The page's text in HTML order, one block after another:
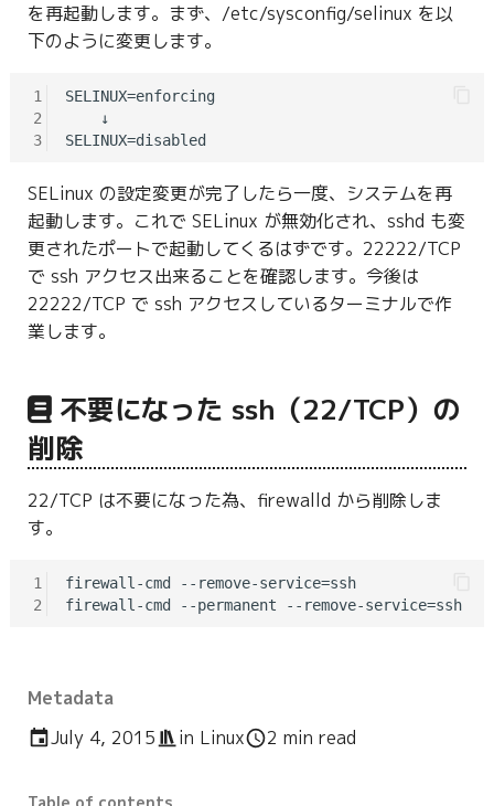
Metadata
July 4, 2015
in Linux 2 min read
を再起動します。まず、/etc/sysconfig/selinux を以
下のように変更します。
1
2
3
SELINUX=enforcing
    ↓
SELinux の設定変更が完了したら一度、システムを再
起動します。これで SELinux が無効化され、sshd も変
更されたポートで起動してくるはずです。22222/TCP
で ssh アクセス出来ることを確認します。今後は
22222/TCP で ssh アクセスしているターミナルで作
業します。
不要になった ssh（22/TCP）の
削除
22/TCP は不要になった為、firewalld から削除しま
す。
1
2
firewall-cmd --remove-service=ssh
firewall-cmd --permanent --remove-service=ssh